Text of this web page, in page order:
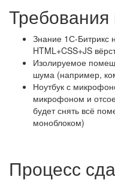
Требования
Знание 1С-Битрикс
HTML+CSS+JS
Изолируемое
шума (например,
Ноутбук с
микрофоном и
будет снять всё
моноблоком)
Процесс